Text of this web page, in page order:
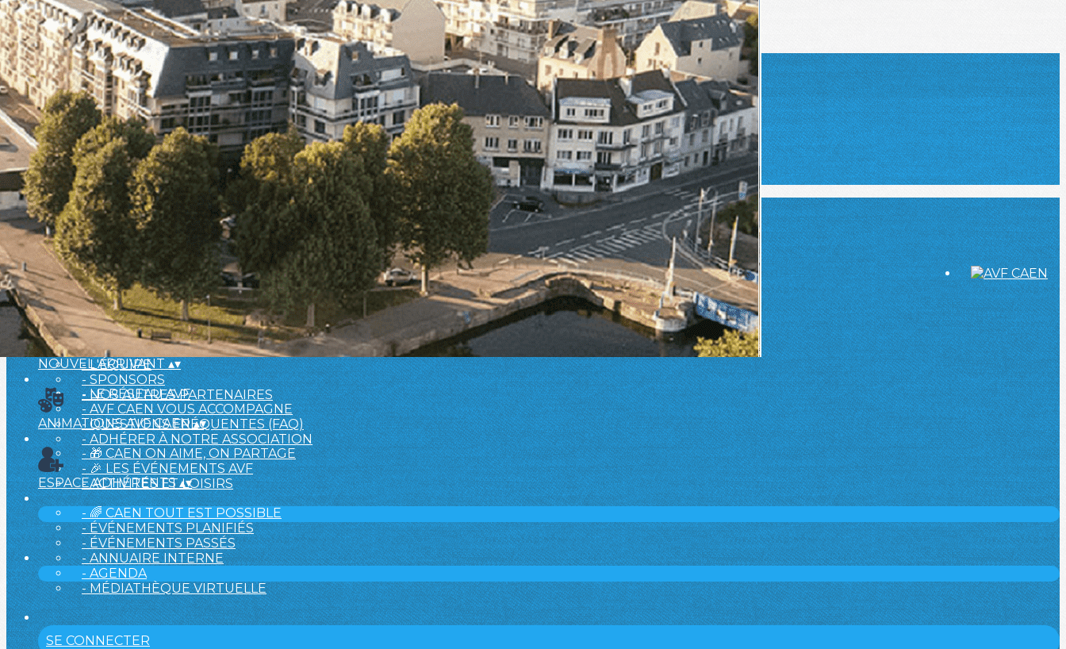
Exporter les lignes sélectionnées
Exporter toutes les colonnes
Exporter uniquement les colonnes affichées
Menu
<
>
- 🎁 Caen on aime, on partage
- 🎉 Les événements AVF
- Activités et Loisirs
Ajoutez un logo, un bouton, des réseaux sociaux
Cliquez pour éditer
L'ASSOCIATION▴▾
- L'ASSOCIATION
- BROCHURE
- L'ÉQUIPE
- SPONSORS
- NOS AUTRES PARTENAIRES
NOUVEL ARRIVANT▴▾
- LE RÉSEAU AVF
- AVF CAEN VOUS ACCOMPAGNE
- QUESTIONS FRÉQUENTES (FAQ)
- ADHÉRER À NOTRE ASSOCIATION
ANIMATIONS AVF CAEN▴▾
- 🎁 CAEN ON AIME, ON PARTAGE
- 🎉 LES ÉVÉNEMENTS AVF
- ACTIVITÉS ET LOISIRS
ESPACE ADHÉRENTS▴▾
- 🌈 CAEN TOUT EST POSSIBLE
- ÉVÉNEMENTS PLANIFIÉS
- ÉVÉNEMENTS PASSÉS
- ANNUAIRE INTERNE
- AGENDA
- MÉDIATHÈQUE VIRTUELLE
SE CONNECTER